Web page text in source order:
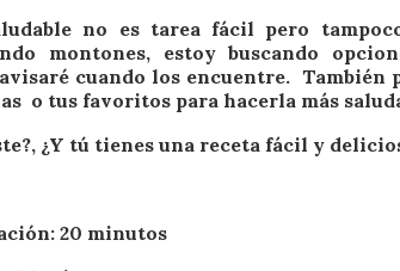
no es tarea fácil pero
montones, estoy buscando
cuando los encuentre. También
o tus favoritos para hacerla más
¿Y tú tienes una receta fácil y
20 minutos